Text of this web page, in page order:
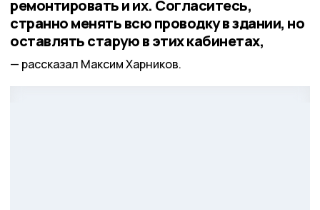
ремонтировать и их. Согласитесь,
странно менять всю проводку в здании, но
оставлять старую в этих кабинетах,
рассказал Максим Харников.